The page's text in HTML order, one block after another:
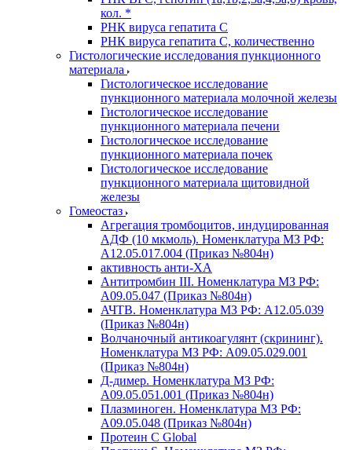
кол. *
РНК вируса гепатита C
РНК вируса гепатита C, количественно
Гистологические исследования пункционного
материала
Гистологическое исследование
пункционного материала молочной железы
Гистологическое исследование
пункционного материала печени
Гистологическое исследование
пункционного материала почек
Гистологическое исследование
пункционного материала щитовидной
железы
Гомеостаз
Агрегация тромбоцитов, индуцированная
АДФ (10 мкмоль). Номенклатура МЗ РФ:
A12.05.017.004 (Приказ №804н)
активность анти-ХА
Антитромбин III. Номенклатура МЗ РФ:
A09.05.047 (Приказ №804н)
АЧТВ. Номенклатура МЗ РФ: A12.05.039
(Приказ №804н)
Волчаночный антикоагулянт (скрининг).
Номенклатура МЗ РФ: A09.05.029.001
(Приказ №804н)
Д-димер. Номенклатура МЗ РФ:
A09.05.051.001 (Приказ №804н)
Плазминоген. Номенклатура МЗ РФ:
A09.05.048 (Приказ №804н)
Протеин C Global